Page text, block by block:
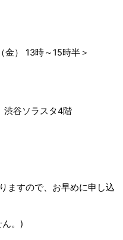
） 13時～15時半＞
谷ソラスタ4階
ますので、お早めに申し込
。)